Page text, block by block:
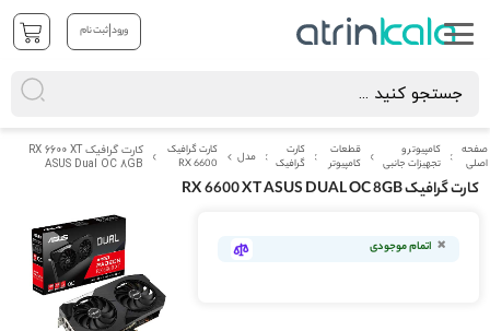
ورود|ثبت نام
صفحه
اصلی
کامپیوتر و
تجهیزات جانبی
قطعات
کامپیوتر
کارت
گرافیک
مدل
کارت گرافیک
RX 6600
کارت گرافیک RX 6600 XT
ASUS Dual OC 8GB
کارت گرافیک RX 6600 XT ASUS DUAL OC 8GB
گالری
تصاویر
اتمام موجودی